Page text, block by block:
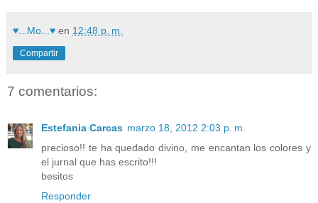
♥...Mo...♥ en 12:48 p. m.
Compartir
7 comentarios:
Estefania Carcas marzo 18, 2012 2:03 p. m.
precioso!! te ha quedado divino, me encantan los colores y
el jurnal que has escrito!!!
besitos
Responder